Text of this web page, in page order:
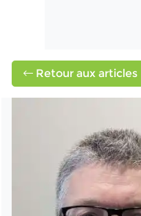
Retour aux articles